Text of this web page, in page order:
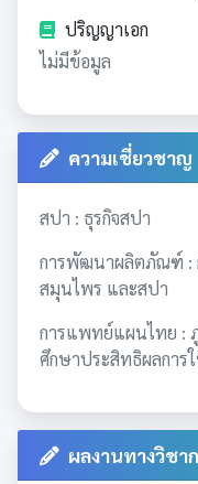
ปริญญาเอก
ไม่มีข้อมูล
ความเชี่ยวชาญ
สปา : ธุรกิจสปา
การพัฒนาผลิตภัณฑ์ :
สมุนไพร และสปา
การแพทย์แผนไทย :
ศึกษาประสิทธิผลกา
ผลงานทางวิชา